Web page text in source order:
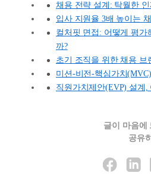
채용 전략 설계: 탁월한
입사 지원율 3배 높이는
컬처핏 면접: 어떻게 평가
까?
초기 조직을 위한 채용 브
미션-비전-핵심가치
직원가치제안(EVP) 설계,
글이 마음에
공유